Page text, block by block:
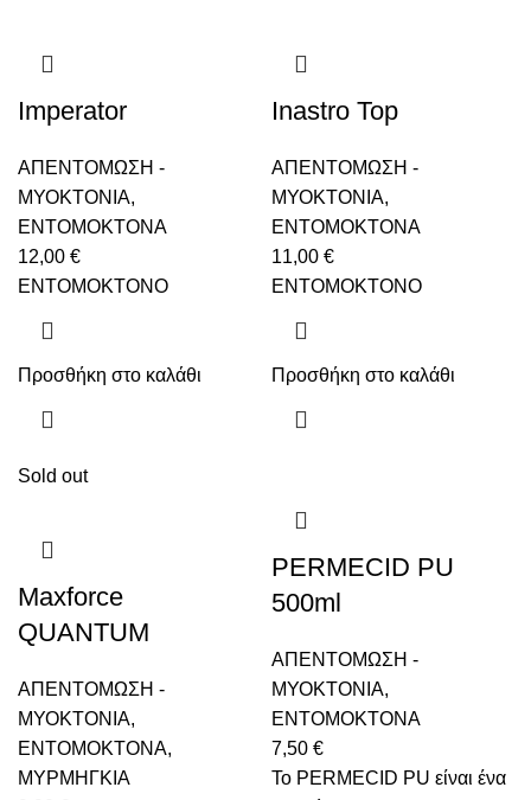
Imperator
ΑΠΕΝΤΟΜΩΣΗ -
ΜΥΟΚΤΟΝΙΑ,
ENTOMOKTONΑ
12,00 €
ΕΝΤΟΜΟΚΤΟΝΟ
Προσθήκη στο καλάθι
Inastro Top
ΑΠΕΝΤΟΜΩΣΗ -
ΜΥΟΚΤΟΝΙΑ,
ENTOMOKTONΑ
11,00 €
ΕΝΤΟΜΟΚΤΟΝΟ
Προσθήκη στο καλάθι
Sold out
Maxforce
QUANTUM
ΑΠΕΝΤΟΜΩΣΗ -
ΜΥΟΚΤΟΝΙΑ,
ENTOMOKTONΑ,
ΜΥΡΜΗΓΚΙΑ
PERMECID PU
500ml
ΑΠΕΝΤΟΜΩΣΗ -
ΜΥΟΚΤΟΝΙΑ,
ENTOMOKTONΑ
7,50 €
Το PERMECID PU είναι ένα